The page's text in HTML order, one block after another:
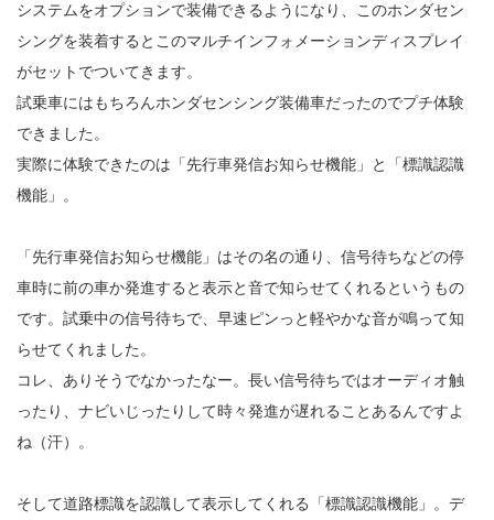
システムをオプションで装備できるようになり、このホンダセン
シングを装着するとこのマルチインフォメーションディスプレイ
がセットでついてきます。
試乗車にはもちろんホンダセンシング装備車だったのでプチ体験
できました。
実際に体験できたのは「先行車発信お知らせ機能」と「標識認識
機能」。
「先行車発信お知らせ機能」はその名の通り、信号待ちなどの停
車時に前の車か発進すると表示と音で知らせてくれるというもの
です。試乗中の信号待ちで、早速ピンっと軽やかな音が鳴って知
らせてくれました。
コレ、ありそうでなかったなー。長い信号待ちではオーディオ触
ったり、ナビいじったりして時々発進が遅れることあるんですよ
ね（汗）。
そして道路標識を認識して表示してくれる「標識認識機能」。デ